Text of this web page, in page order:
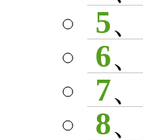
5、
6、
7、
8、